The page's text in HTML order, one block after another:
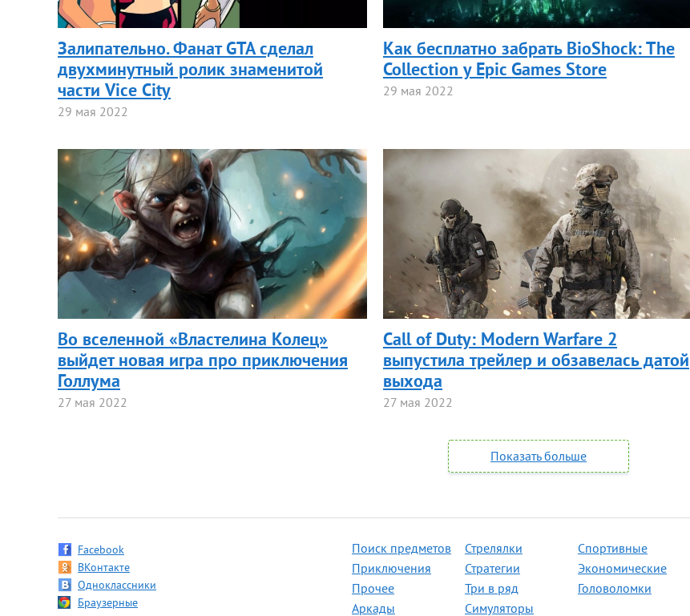
Залипательно. Фанат GTA сделал
двухминутный ролик знаменитой
части Vice City
29 мая 2022
Как бесплатно забрать BioShock: The
Collection у Epic Games Store
29 мая 2022
Во вселенной «Властелина Колец»
выйдет новая игра про приключения
Голлума
27 мая 2022
Call of Duty: Modern Warfare 2
выпустила трейлер и обзавелась датой
выхода
27 мая 2022
Показать больше
Facebook
ВКонтакте
Одноклассники
Браузерные
Поиск предметов Стрелялки
Спортивные
Приключения
Стратегии
Экономические
Прочее
Три в ряд
Головоломки
Аркады
Симуляторы